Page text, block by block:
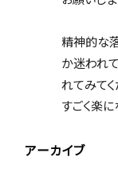
精神的な
か迷われ
れてみて
すごく楽に
アーカイブ